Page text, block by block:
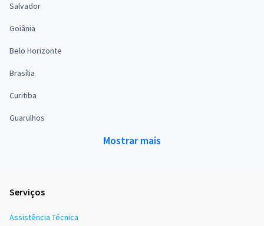
Salvador
Goiânia
Belo Horizonte
Brasília
Curitiba
Guarulhos
Mostrar mais
Serviços
Assistência Técnica